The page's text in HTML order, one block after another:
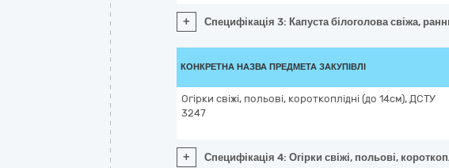
+ Специфікація 3: Капуста білоголова свіжа,
КОНКРЕТНА НАЗВА ПРЕДМЕТА ЗАКУПІВЛІ
Огірки свіжі, польові, короткоплідні (до 14см), ДСТУ
3247
+ Специфікація 4: Огірки свіжі, польові,